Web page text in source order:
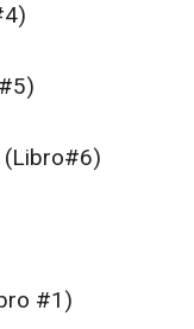
(Libro#6)
#1)